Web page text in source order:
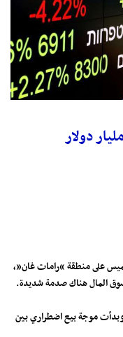
على منطقة “رامات غان”،
سوق المال هناك صدمة شديدة.
وبدأت موجة بيع اضطراري بين